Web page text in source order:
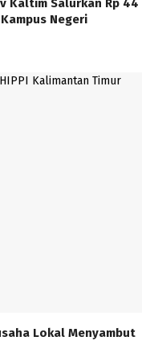
Kaltim Salurkan Rp 44
Negeri
Lokal Menyambut